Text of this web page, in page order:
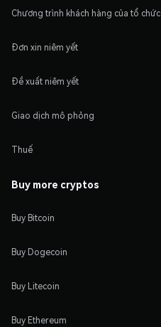
Chương trình khách hàng của tổ chức
Đơn xin niêm yết
Đề xuất niêm yết
Giao dịch mô phỏng
Thuế
Buy more cryptos
Buy Bitcoin
Buy Dogecoin
Buy Litecoin
Buy Ethereum